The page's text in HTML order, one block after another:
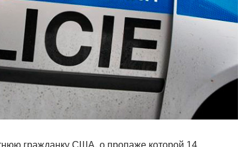
гражданку США, о пропаже которой 14